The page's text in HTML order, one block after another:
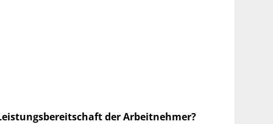
der Arbeitnehmer?